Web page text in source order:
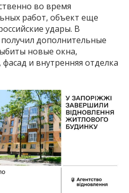
во время
работ, объект еще
удары. В
дополнительные
новые окна,
и внутренняя отделка